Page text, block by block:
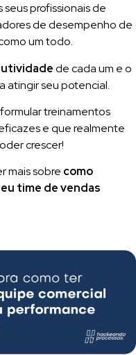
profissionais de
de desempenho de
um todo.
de cada um e o
atingir seu potencial.
treinamentos
e que realmente
crescer!
mais sobre como
time de vendas